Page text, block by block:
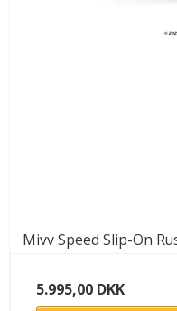
Mivv Speed Slip-On
5.995,00 DKK